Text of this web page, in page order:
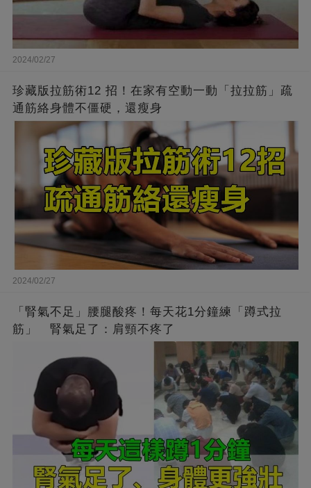
2024/02/27
珍藏版拉筋術12 招！在家有空動一動「拉拉筋」疏
通筋絡身體不僵硬，還瘦身
2024/02/27
「腎氣不足」腰腿酸疼！每天花1分鐘練「蹲式拉
筋」 腎氣足了：肩頸不疼了